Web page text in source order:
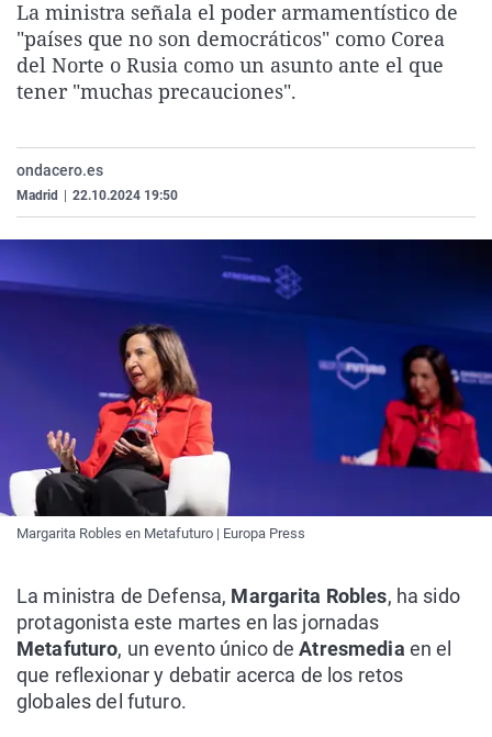
La rosa de los vientos
Gente viajera
Caso
Retornados
Extremadura
Galicia
Virales
Televisión
La ministra señala el poder armamentístico de
"países que no son democráticos" como Corea
del Norte o Rusia como un asunto ante el que
tener "muchas precauciones".
ondacero.es
Madrid 22.10.2024 19:50
Margarita Robles en Metafuturo | Europa Press
La ministra de Defensa, Margarita Robles, ha sido
protagonista este martes en las jornadas
Metafuturo, un evento único deAtresmedia en el
que reflexionar y debatir acerca de los retos
globales del futuro.